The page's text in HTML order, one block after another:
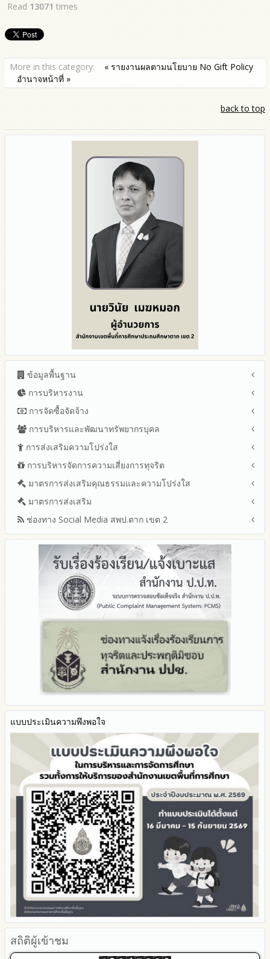
Read 13071 times
More in this category:
« รายงานผลตามนโยบาย No Gift Policy
อำนาจหน้าที่ »
back to top
ข้อมูลพื้นฐาน
โครงสร้าง หน้าที่และอำนาจ
ข้อมูลผู้บริหาร
ข้อมูลการติดต่อและ ช่องทางการสอบถาม
นโยบายคุ้มครองข้อมูลส่วนบุคคล
ข่าวประชาสัมพันธ์
ข่าวสารพัฒนาสำนักงานเกี่ยวข้องกับแนวทางส่งเสริมความ
การบริหารงาน
แผนยุทธศาสตร์หรือแผนพัฒนาสำนักงานเขตพื้นที่การศึกษา
แผนและความก้าวหน้าในการดำเนินงานและการใช้งบประมาณ
ปีงบประมาณ 2569
ปีงบประมาณ 2568
ปีงบประมาณ 2567
ปีงบประมาณ 2566
รายงานผลการดำเนินงานประจำปี
รายงานผลปี 2568
รายงานผลปี 2567
รายงานผลปี 2566
รายงานผลปี 2565
รายงานผลปี 2564
คู่มือหรือแนวทางการปฏิบัติงานของเจ้าหน้าที่
คู่มือหรือแนวทางการขอรับบริการสำหรับผู้รับบริการหรือผู้มา
ระบบการให้บริการผ่านช่องทางออนไลน์ (E-Service)
My Office
My School
SL-WEB
BRSS
ACC Tak2
ข้อมูลสถิติการให้บริการ
การจัดซื้อจัดจ้าง
สรุปผลการจัดซื้อจัดจ้างหรือการจัดหาพัสดุรายเดือน ประจำ
ปีงบประมาณ พ.ศ.2569 (แบบ สขร.1)
เขตพื้นที่การศึกษา ประจำปีงบประมาณ พ.ศ. 2568
การบริหารและพัฒนาทรัพยากรบุคล
หลักเกณฑ์และแผนการบริหารและพัฒนาทรัพยากรบุคลล ประจำ
ปีงบประมาณ พ.ศ.2569
รายงานผลการบริหารและพัฒนาทรัพยากรบุคคลประจำ
ปีงบประมาณ
ประมวลจริยธรรมและการขับเคลื่อนจริยธรรม
การส่งเสริมความโปร่งใส
แนวปฏิบัติการจัดการเรื่องร้องเรียนการทุจริตและประพฤติมิชอบ
ช่องทางแจ้งเรื่องร้องเรียนการทุจริตและประพฤติมิชอบ
ข้อมูลสถิติเรื่องร้องเรียนการทุจริตและประพฤติมิชอบ ประจำ
ปีงบประมาณ
การเปิดโอกาสให้มีส่วนร่วมในการดำเนินงานปีงบประมาณ
การบริหารจัดการความเสี่ยงการทุจริต
การขับเคลื่อนนโยบาย No Gift Policy จากการปฏิบัติหน้าที่และ
การเสริมสร้างรู้เกี่ยวกับหลักเกณฑ์การรับทรัพย์สินหรือประโยชน์อื่น
ใดโดยธรรมจรรยาของเจ้าพนักงานของรัฐ
การประเมินความเสี่ยงการทุจริต ในสำนักงานเขตพื้นที่การศึกษา
ประจำปีงบประมาณ
รายงานผลการดำเนินการตามแผนบริหารจัดการความเสี่ยงการ
ทุจริตของสำนักงานเขตพื้นที่การศึกษา ประจำงบประมาณ
มาตรการส่งเสริมคุณธรรมและความโปร่งใส
แผนปฏิบัติการป้องกันการทุจริตประจำปีงบประมาณ
2569
2568
2567
2566
2565
รายงานผลการดำเนินการป้องกันการทุจริตประจำปี
2568
2565
2564
2563
รายงานการกำกับติดตาม
มาตรการส่งเสริมคุณธรรมและความโปร่งใสภายใน สพท.
การนำผลการประเมิน ITA ไปสู่การพัฒนาองค์กร
รายงานผลการดำเนินการเพื่อส่งเสริมคุณธรรมและความโปร่งใส
ภายใน สพท. ประจำปีงบประมาณ
มาตรการส่งเสริม
มาตรการเผยแพร่ข้อมูลต่อสาธารณะ
มาตรการส่งเสริมความโปร่งใสในการจัดซื้อจัดจ้าง
มาตราการจัดการเรื่องร้องเรียนการทุจริต
มาตรการป้องกันการรับสินบน
มาตรการป้องกันการขัดกันระหว่างผลประโยชน์ส่วนตนกับส่วนรวม
มาตรการตรวจสอบการใช้ดุลพินิจ
มาตราการให้ผู้มีส่วนได้ส่วนเสียมีส่วนร่วม
ช่องทาง Social Media สพป.ตาก เขต 2
Q&A / ชมเชย / เสนอแนะ
Facebook เพจ สพป.ตาก 2
Youtube ช่อง สพป.ตาก เขต 2
Youtube เรื่องเล่าข่าวตาก 2
แบบประเมินความพึงพอใจ
สถิติผู้เข้าชม